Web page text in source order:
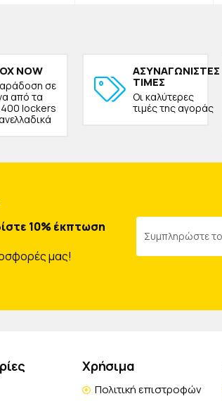
NOW
σε
από τα
lockers
ΑΣΥΝΑΓΩΝΙΣΤΕΣ
ΤΙΜΕΣ
Οι καλύτερες
τιμές της αγοράς
10% έκπτωση
μας!
Χρήσιμα
Πολιτική επιστροφών